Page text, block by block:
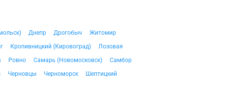
Днепр Дрогобыч
Житомир
Кропивницкий (Кировоград)
Лозовая
Ровно Самарь (Новомосковск)
Самбор
Черновцы Черноморск Шептицкий